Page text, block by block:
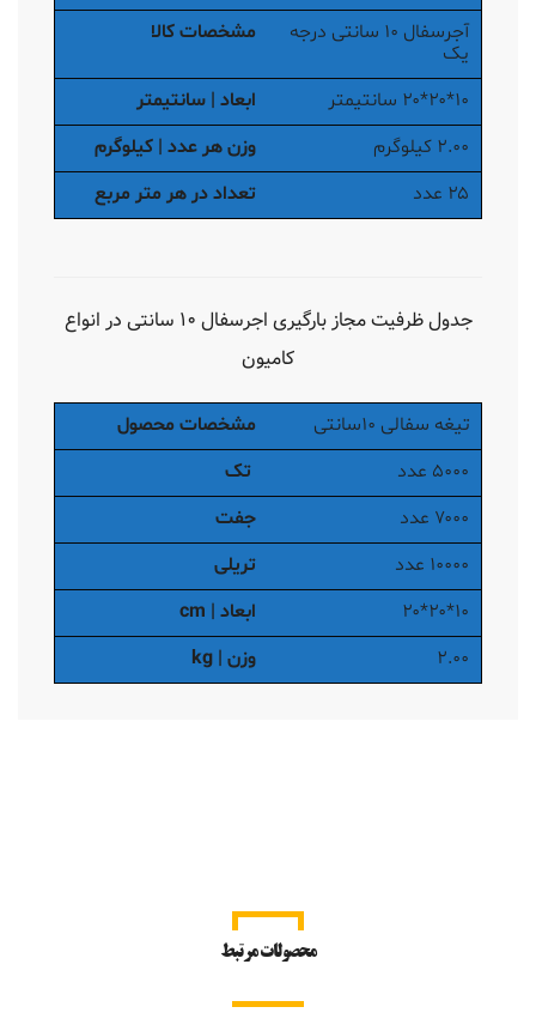
مشخصات کالا
آجرسفال ۱۰ سانتی درجه
یک
ابعاد | سانتیمتر
۱۰*۲۰*۲۰ سانتیمتر
وزن هر عدد | کیلوگرم
۲.۰۰ کیلوگرم
تعداد در هر متر مربع
۲۵ عدد
جدول ظرفیت مجاز بارگیری اجرسفال ۱۰ سانتی در انواع
کامیون
مشخصات محصول
تیغه سفالی ۱۰سانتی
تک
۵۰۰۰ عدد
جفت
۷۰۰۰ عدد
تریلی
۱۰۰۰۰ عدد
ابعاد | cm
۱۰*۲۰*۲۰
وزن | kg
۲.۰۰
محصولات مرتبط